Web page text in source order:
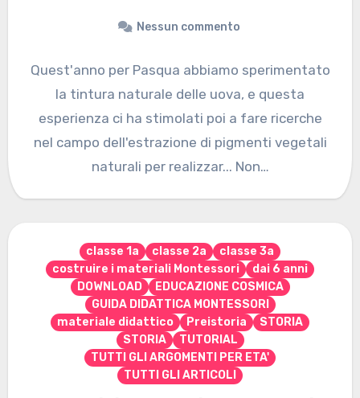
Nessun commento
Quest'anno per Pasqua abbiamo sperimentato
la tintura naturale delle uova, e questa
esperienza ci ha stimolati poi a fare ricerche
nel campo dell'estrazione di pigmenti vegetali
naturali per realizzar... Non…
classe 1a classe 2a
classe 3a
costruire i materiali Montessori
dai 6 anni
DOWNLOAD
EDUCAZIONE COSMICA
GUIDA DIDATTICA MONTESSORI
materiale didattico
Preistoria
STORIA
STORIA
TUTORIAL
TUTTI GLI ARGOMENTI PER ETA'
TUTTI GLI ARTICOLI